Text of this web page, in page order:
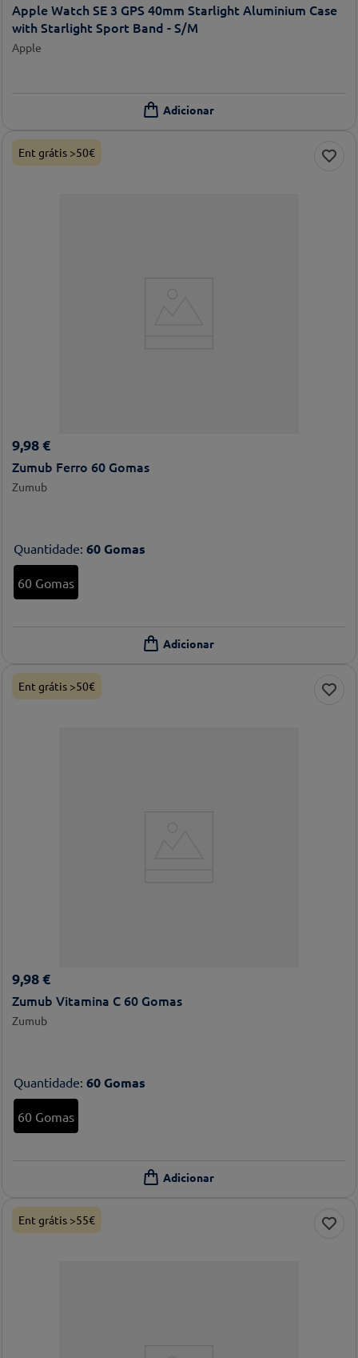
Apple Watch SE 3 GPS 40mm Starlight Aluminium Case
with Starlight Sport Band - S/M
Apple
Ent grátis >50€
9,98 €
Zumub Ferro 60 Gomas
Zumub
Quantidade: 60 Gomas
60 Gomas
Ent grátis >50€
9,98 €
Zumub Vitamina C 60 Gomas
Zumub
Quantidade: 60 Gomas
60 Gomas
Ent grátis >55€